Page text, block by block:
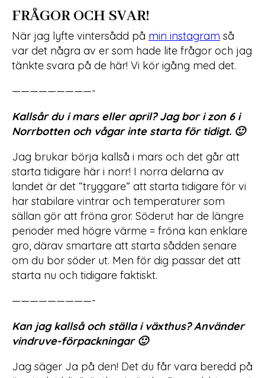
FRÅGOR OCH SVAR!
När jag lyfte vintersådd på min instagram så
var det några av er som hade lite frågor och jag
tänkte svara på de här! Vi kör igång med det.
—————————-
Kallsår du i mars eller april? Jag bor i zon 6 i
Norrbotten och vågar inte starta för tidigt. 🙂
Jag brukar börja kallså i mars och det går att
starta tidigare här i norr! I norra delarna av
landet är det “tryggare” att starta tidigare för vi
har stabilare vintrar och temperaturer som
sällan gör att fröna gror. Söderut har de längre
perioder med högre värme = fröna kan enklare
gro, därav smartare att starta sådden senare
om du bor söder ut. Men för dig passar det att
starta nu och tidigare faktiskt.
—————————-
Kan jag kallså och ställa i växthus? Använder
vindruve-förpackningar 🙂
Jag säger Ja på den! Det du får vara beredd på